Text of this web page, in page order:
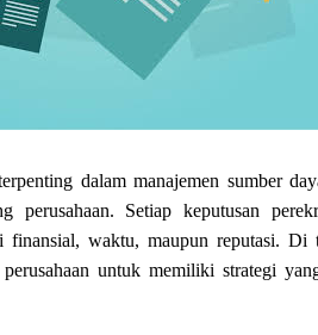
dalam manajemen sumber
perusahaan. Setiap keputusan
finansial, waktu, maupun reputasi. Di
untuk memiliki strategi